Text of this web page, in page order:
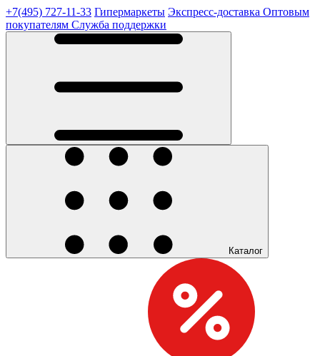
+7(495) 727-11-33 Гипермаркеты Экспресс-доставка Оптовым
покупателям Служба поддержки
Каталог